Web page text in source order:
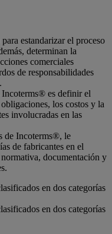
estandarizar el proceso
determinan la
comerciales
de responsabilidades
es definir el
los costos y la
involucradas en las
de Incoterms®, le
de fabricantes en el
documentación y
en dos categorías
en dos categorías